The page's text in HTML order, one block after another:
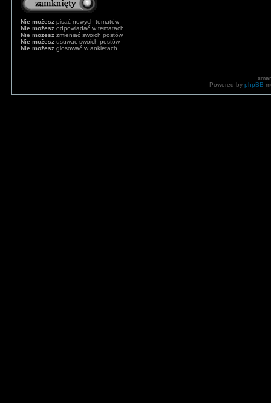
Nie możesz pisać nowych tematów
Nie możesz odpowiadać w tematach
Nie możesz zmieniać swoich postów
Nie możesz usuwać swoich postów
Nie możesz głosować w ankietach
Powered by phpBB